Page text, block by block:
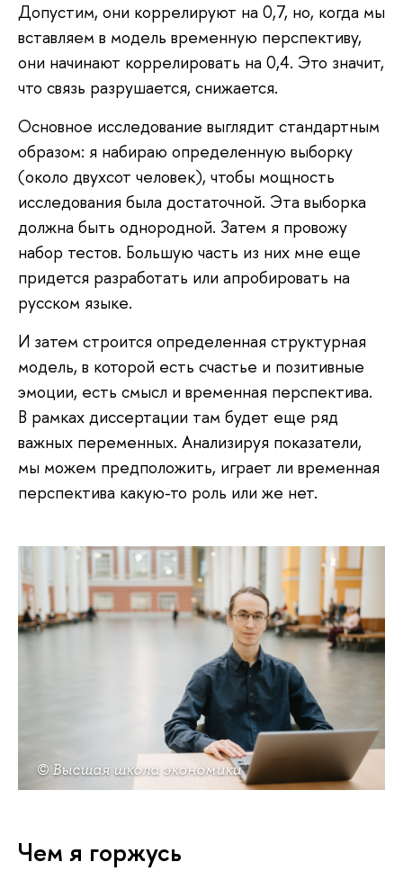
Допустим, они коррелируют на 0,7, но, когда мы
вставляем в модель временную перспективу,
они начинают коррелировать на 0,4. Это значит,
что связь разрушается, снижается.
Основное исследование выглядит стандартным
образом: я набираю определенную выборку
(около двухсот человек), чтобы мощность
исследования была достаточной. Эта выборка
должна быть однородной. Затем я провожу
набор тестов. Большую часть из них мне еще
придется разработать или апробировать на
русском языке.
И затем строится определенная структурная
модель, в которой есть счастье и позитивные
эмоции, есть смысл и временная перспектива.
В рамках диссертации там будет еще ряд
важных переменных. Анализируя показатели,
мы можем предположить, играет ли временная
перспектива какую-то роль или же нет.
© Высшая школа экономики
Чем я горжусь